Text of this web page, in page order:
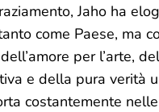
Jaho ha
come Paese, ma
per l’arte,
e della pura verità
costantemente